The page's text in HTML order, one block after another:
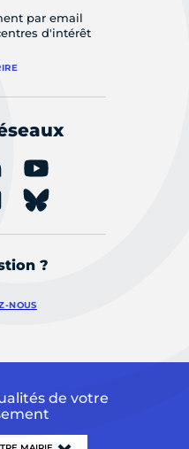
par email
d'intérêt
?
NOUS
de votre